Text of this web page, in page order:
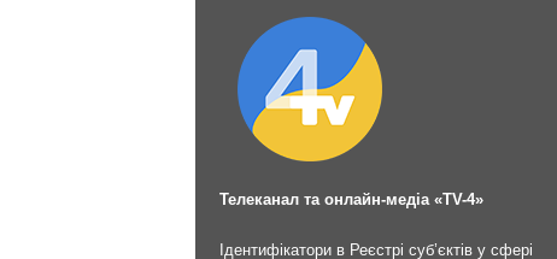
Телеканал та онлайн-медіа «TV-4»
Ідентифікатори в Реєстрі суб’єктів у сфері